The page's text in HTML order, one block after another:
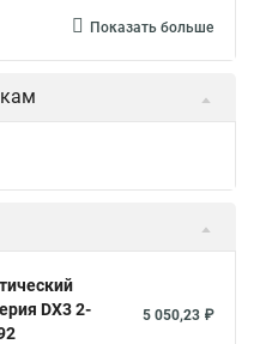
Показать больше
DX3 2-
5 050,23 ₽